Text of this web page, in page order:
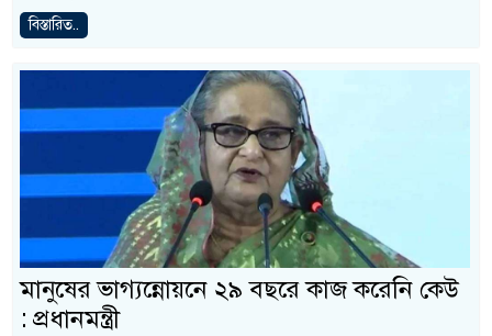
বিস্তারিত..
মানুষের ভাগ্যন্নোয়নে ২৯ বছরে কাজ করেনি কেউ
: প্রধানমন্ত্রী